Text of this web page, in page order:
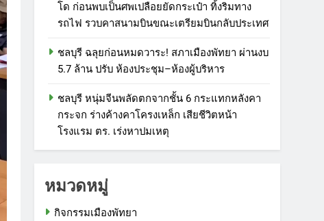
โด ก่อนพบเป็นศพเปลือยยัดกระเป๋า ทิ้งริมทาง
รถไฟ รวบคาสนามบินขณะเตรียมบินกลับประเทศ
ชลบุรี ฉลุยก่อนหมดวาระ! สภาเมืองพัทยา ผ่านงบ
5.7 ล้าน ปรับ ห้องประชุม–ห้องผู้บริหาร
ชลบุรี หนุ่มจีนพลัดตกจากชั้น 6 กระแทกหลังคา
กระจก ร่างค้างคาโครงเหล็ก เสียชีวิตหน้า
โรงแรม ตร. เร่งหาปมเหตุ
หมวดหมู่
กิจกรรมเมืองพัทยา